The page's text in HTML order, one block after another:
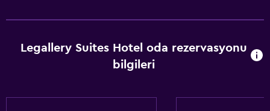
Havalimanı servisi
Legallery Suites Hotel oda rezervasyonu
bilgileri